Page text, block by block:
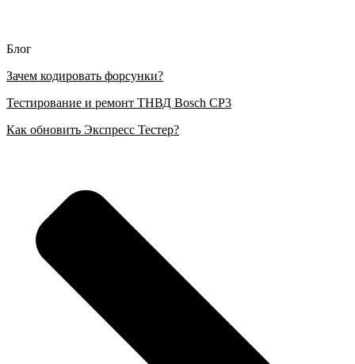
Блог
Зачем кодировать форсунки?
Тестирование и ремонт ТНВД Bosch CP3
Как обновить Экспресс Тестер?